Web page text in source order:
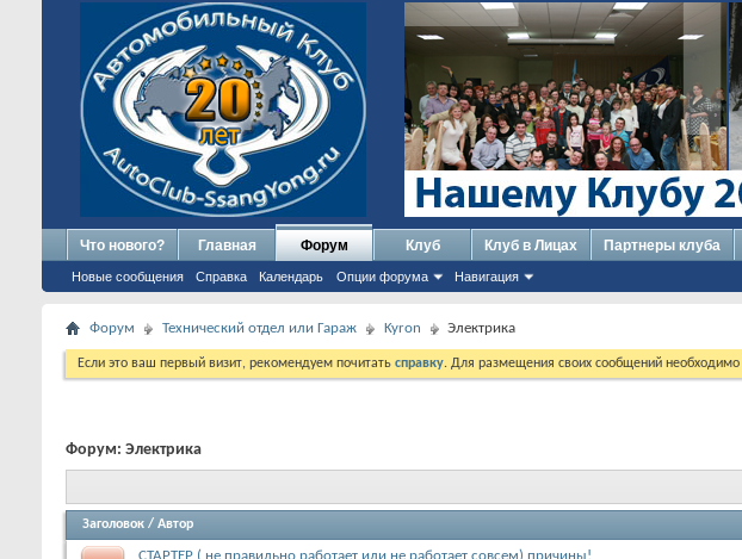
Что нового? Главная Форум
Новые сообщения Справка Календарь Опции форума Навигация
Клуб Клуб в Лицах Партнеры клуба
Форум Технический отдел или Гараж Kyron Электрика
Если это ваш первый визит, рекомендуем почитать справку. Для размещения своих сообщений необходимо
Форум: Электрика
Заголовок / Автор
СТАРТЕР ( не правильно работает или не работает совсем) причины!